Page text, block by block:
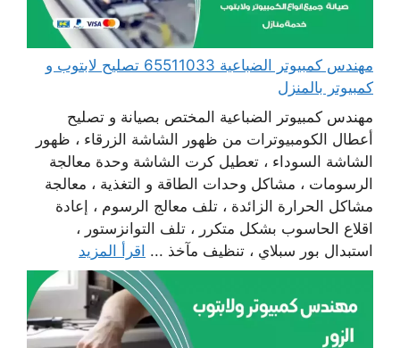
مهندس كمبيوتر الضباعية 65511033 تصليح لابتوب و
كمبيوتر بالمنزل
مهندس كمبيوتر الضباعية المختص بصيانة و تصليح
أعطال الكومبيوترات من ظهور الشاشة الزرقاء ، ظهور
الشاشة السوداء ، تعطيل كرت الشاشة وحدة معالجة
الرسومات ، مشاكل وحدات الطاقة و التغذية ، معالجة
مشاكل الحرارة الزائدة ، تلف معالج الرسوم ، إعادة
اقلاع الحاسوب بشكل متكرر ، تلف التوانزستور ،
استبدال بور سبلاي ، تنظيف مآخذ ... اقرأ المزيد